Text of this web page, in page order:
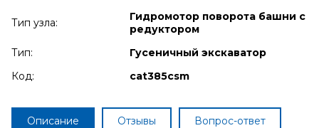
Тип узла:
Гидромотор поворота башни с
редуктором
Тип:
Гусеничный экскаватор
Код:
cat385csm
Описание Отзывы Вопрос-ответ